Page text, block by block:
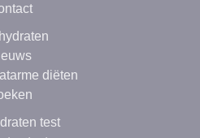
diëten
test